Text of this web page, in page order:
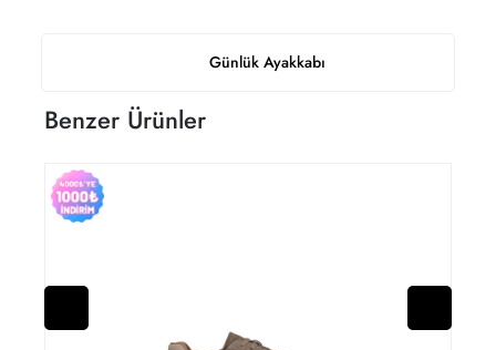
Günlük Ayakkabı
Benzer Ürünler